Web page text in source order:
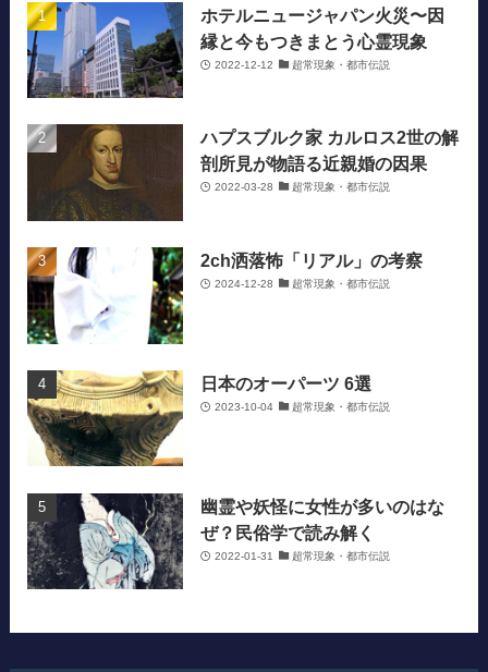
ホテルニュージャパン火災〜因
縁と今もつきまとう心霊現象
2022-12-12 超常現象・都市伝説
ハプスブルク家 カルロス2世の解
剖所見が物語る近親婚の因果
2022-03-28 超常現象・都市伝説
2ch洒落怖「リアル」の考察
2024-12-28 超常現象・都市伝説
日本のオーパーツ 6選
2023-10-04 超常現象・都市伝説
幽霊や妖怪に女性が多いのはな
ぜ？民俗学で読み解く
2022-01-31 超常現象・都市伝説